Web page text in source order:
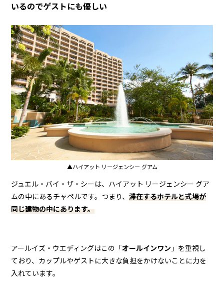
いるのでゲストにも優しい
▲ハイアット リージェンシー グアム
ジュエル・バイ・ザ・シーは、ハイアット リージェンシー グア
ムの中にあるチャペルです。つまり、滞在するホテルと式場が
同じ建物の中にあります。
アールイズ・ウエディングはこの「オールインワン 」を重視し
ており、カップルやゲストに大きな負担をかけないことに力を
入れています。